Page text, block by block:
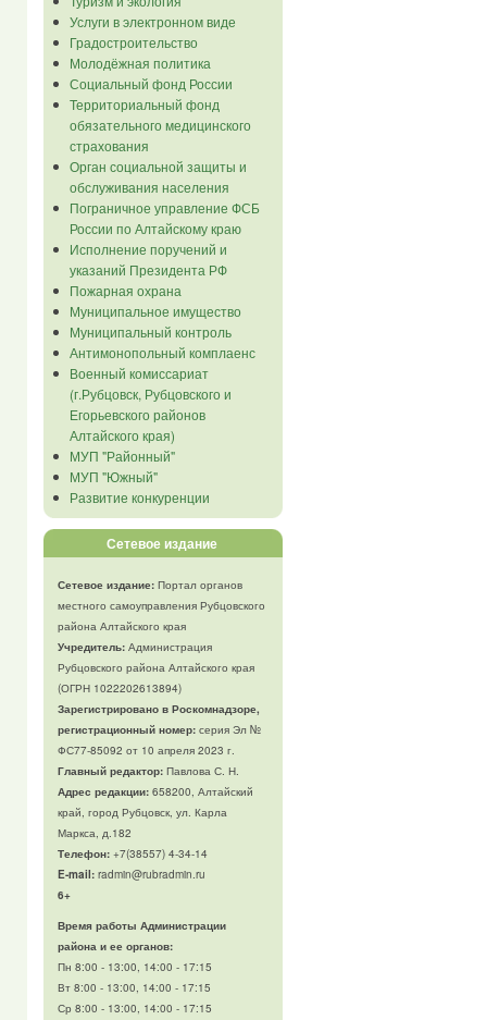
Услуги в электронном виде
Градостроительство
Молодёжная политика
Социальный фонд России
Территориальный фонд
обязательного медицинского
страхования
Орган социальной защиты и
обслуживания населения
Пограничное управление ФСБ
России по Алтайскому краю
Исполнение поручений и
указаний Президента РФ
Пожарная охрана
Муниципальное имущество
Муниципальный контроль
Антимонопольный комплаенс
Военный комиссариат
(г.Рубцовск, Рубцовского и
Егорьевского районов
Алтайского края)
МУП "Районный"
МУП "Южный"
Развитие конкуренции
Сетевое издание
Сетевое издание: Портал органов
местного самоуправления Рубцовского
района Алтайского края
Учредитель: Администрация
Рубцовского района Алтайского края
(ОГРН 1022202613894)
Зарегистрировано в Роскомнадзоре,
регистрационный номер: серия Эл №
ФС77-85092 от 10 апреля 2023 г.
Главный редактор: Павлова С. Н.
Адрес редакции: 658200, Алтайский
край, город Рубцовск, ул. Карла
Маркса, д.182
Телефон: +7(38557) 4-34-14
E-mail: radmin@rubradmin.ru
6+
Время работы Администрации
района и ее органов:
Пн 8:00 - 13:00, 14:00 - 17:15
Вт 8:00 - 13:00, 14:00 - 17:15
Ср 8:00 - 13:00, 14:00 - 17:15